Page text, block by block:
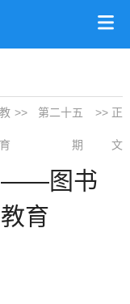
育
>> 第二十五
期
>> 正
文
——图书
育